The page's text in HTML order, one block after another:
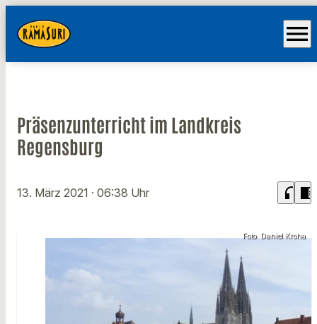
menu
Präsenzunterricht im Landkreis
Regensburg
13. März 2021 · 06:38 Uhr headphones chrome_reader_mode
Foto: Daniel Kroha